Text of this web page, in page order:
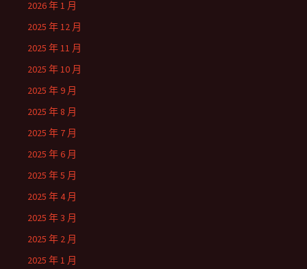
2026 年 1 月
2025 年 12 月
2025 年 11 月
2025 年 10 月
2025 年 9 月
2025 年 8 月
2025 年 7 月
2025 年 6 月
2025 年 5 月
2025 年 4 月
2025 年 3 月
2025 年 2 月
2025 年 1 月